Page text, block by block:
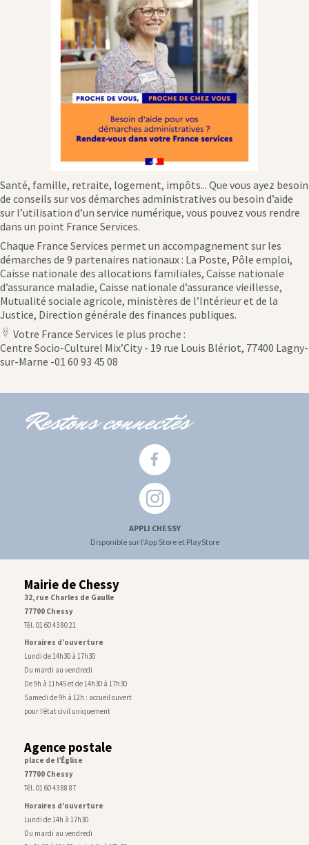
Santé, famille, retraite, logement, impôts... Que vous ayez besoin
de conseils sur vos démarches administratives ou besoin d’aide
sur l’utilisation d’un service numérique, vous pouvez vous rendre
dans un point France Services.
Chaque France Services permet un accompagnement sur les
démarches de 9 partenaires nationaux : La Poste, Pôle emploi,
Caisse nationale des allocations familiales, Caisse nationale
d’assurance maladie, Caisse nationale d’assurance vieillesse,
Mutualité sociale agricole, ministères de l’Intérieur et de la
Justice, Direction générale des finances publiques.
location
icon
Votre France Services le plus proche :
Centre Socio-Culturel Mix’City - 19 rue Louis Blériot, 77400 Lagny-
sur-Marne -01 60 93 45 08
Restons connectés
APPLI CHESSY
Disponible sur l'App Store et PlayStore
Mairie de Chessy
32, rue Charles de Gaulle
77700 Chessy
Tél. 01 60 43 80 21
Horaires d’ouverture
Lundi de 14h30 à 17h30
Du mardi au vendredi
De 9h à 11h45 et de 14h30 à 17h30
Samedi de 9h à 12h : accueil ouvert
pour l’état civil uniquement
Agence postale
place de l’Église
77700 Chessy
Tél. 01 60 43 88 87
Horaires d’ouverture
Lundi de 14h à 17h30
Du mardi au vendredi